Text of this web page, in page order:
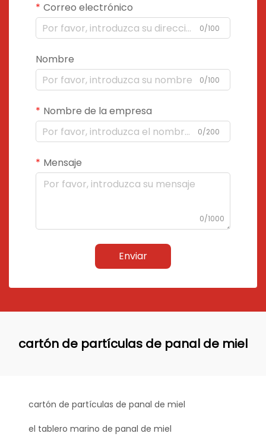
Correo electrónico
0/100
Nombre
0/100
Nombre de la empresa
0/200
Mensaje
0/1000
Enviar
cartón de partículas de panal de miel
cartón de partículas de panal de miel
el tablero marino de panal de miel